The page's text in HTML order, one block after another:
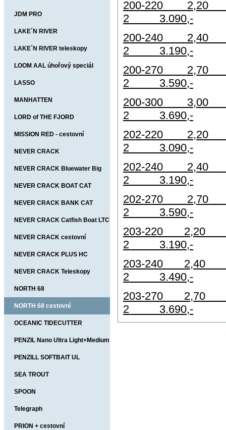
BUSTER
JDM PRO
LAKE´N RIVER
LAKE´N RIVER teleskopy
LOOM AAL úhořový speciál
LASSO
MANHATTEN
LORD of THE FJORD
MISSION RED - cestovní
NEVER CRACK
NEVER CRACK Bluewater Big
GameNEVER CRACK BOAT CAT
NEVER CRACK BANK CAT
NEVER CRACK Catfish Boat LTC
NEVER CRACK cestovní
NEVER CRACK PLUS HC
Jig+Pilk
NEVER CRACK Teleskopy
NORTH 68
NORTH 68 cestovní
OCEANIC TIDECUTTER
PENZIL Nano Ultra Light+Medium
PENZILL SOFTBAIT UL
SEA TROUT
SPOON
Telegraph
PRION + cestovní
200-220
2 3.090,-
200-240
2 3.190,-
200-270
2 3.590,-
200-300
2 3.690,-
202-220
2 3.090,-
202-240
2 3.190,-
202-270
2 3.590,-
203-220
2 3.190,-
203-240
2 3.490,-
203-270
2 3.690,-